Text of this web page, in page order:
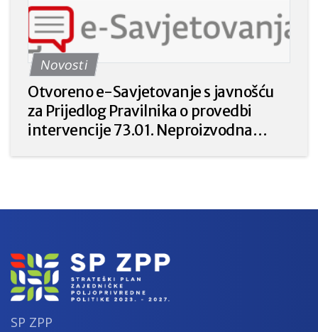
katastrofa, nepovoljnih klimatskih
prilika ili katastrofalnih događaja“ iz
Strateškog plana Zajedničke
poljoprivredne politike Republike
Hrvatske 2023. – 2027. godine.
Novosti
Otvoreno e-Savjetovanje s javnošću
za Prijedlog Pravilnika o provedbi
intervencije 73.01. Neproizvodna
Hrvatske 2023. – 2027.
SP ZPP